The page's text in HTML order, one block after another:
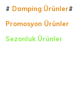
# Damping Ürünler#
Promosyon Ürünler
Sezonluk Ürünler